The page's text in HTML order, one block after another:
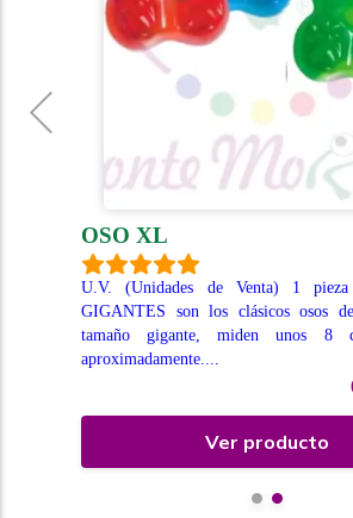
OSO XL
U.V. (Unidades de Venta) 1
GIGANTES son los clásicos osos
tamaño gigante, miden unos 8
aproximadamente....
Ver producto